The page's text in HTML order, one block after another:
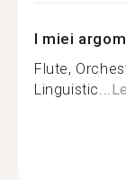
I miei
Flute,
Linguistic...